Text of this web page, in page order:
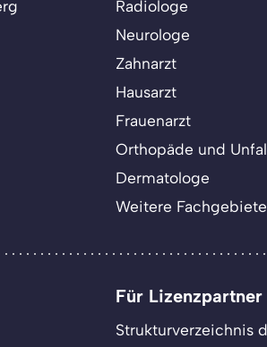
Radiologe
Neurologe
Zahnarzt
Hausarzt
Frauenarzt
Orthopäde und
Dermatologe
Weitere
Für Lizenzpartner
Strukturverzeichnis